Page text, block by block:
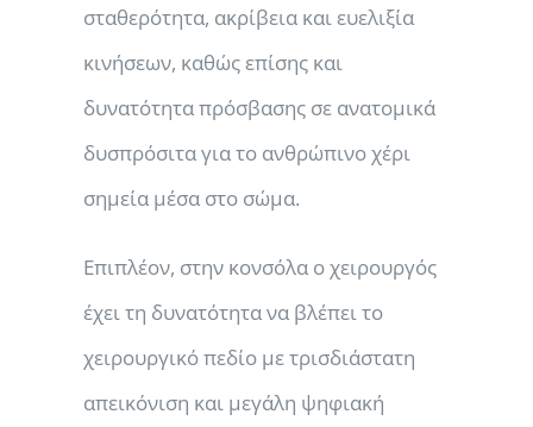
σταθερότητα, ακρίβεια και ευελιξία
κινήσεων, καθώς επίσης και
δυνατότητα πρόσβασης σε ανατομικά
δυσπρόσιτα για το ανθρώπινο χέρι
σημεία μέσα στο σώμα.
Επιπλέον, στην κονσόλα ο χειρουργός
έχει τη δυνατότητα να βλέπει το
χειρουργικό πεδίο με τρισδιάστατη
απεικόνιση και μεγάλη ψηφιακή